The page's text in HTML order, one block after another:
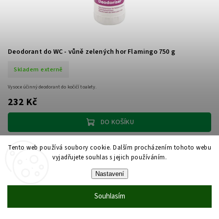
Tento web používá soubory cookie. Dalším procházením tohoto webu
vyjadřujete souhlas s jejich používáním.
Nastavení
Souhlasím
Deodorant do WC - vůně zelených hor Flamingo 750 g
Skladem externě
232 Kč
DO KOŠÍKU
Vysoce účinný deodorant do kočičí toalety.